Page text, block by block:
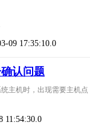
09 17:35:10.0
认问题
主机时，出现需要主机点
11:54:30.0